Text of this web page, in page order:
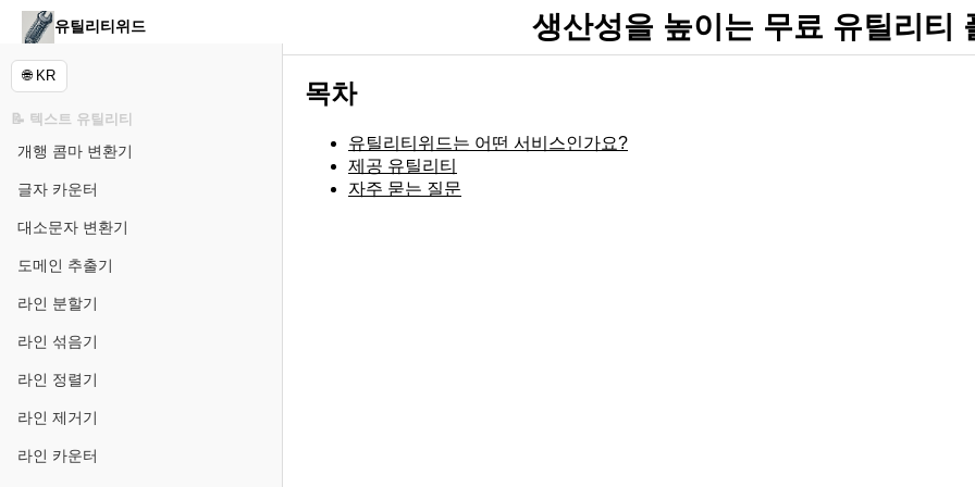
유틸리티위드 생산성을 높이는 무료 유틸리티
🌐 KR
📝 텍스트 유틸리티
개행 콤마 변환기
글자 카운터
대소문자 변환기
도메인 추출기
라인 분할기
라인 섞음기
라인 정렬기
라인 제거기
라인 카운터
목차
유틸리티위드는 어떤 서비스인가요?
제공 유틸리티
자주 묻는 질문